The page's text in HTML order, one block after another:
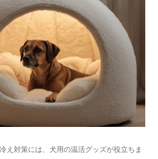
え対策には、犬用の温活グッズが役立ちま